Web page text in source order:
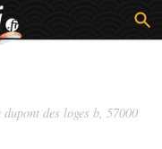
dupont des loges b, 57000